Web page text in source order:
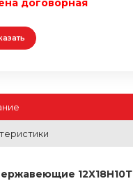
договорная
12Х18Н10Т